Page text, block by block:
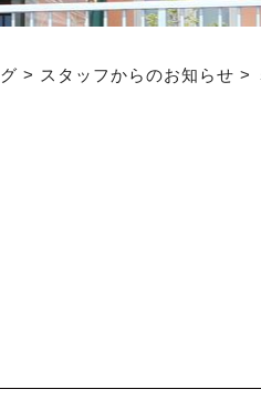
> スタッフからのお知らせ >